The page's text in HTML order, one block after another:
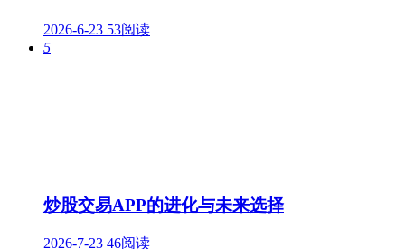
2026-6-23 53阅读
5
炒股交易APP的进化与未来选择
2026-7-23 46阅读